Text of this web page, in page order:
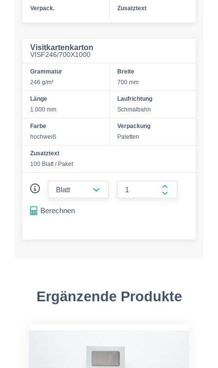
Verpack. Zusatztext
Visitkartenkarton
VISF246/700X1000
Grammatur
246 g/m²
Breite
700 mm
Länge
1.000 mm
Laufrichtung
Schmalbahn
Farbe
hochweiß
Verpackung
Paletten
Zusatztext
100 Blatt / Paket
form.increase-
Berechnen
Ergänzende Produkte